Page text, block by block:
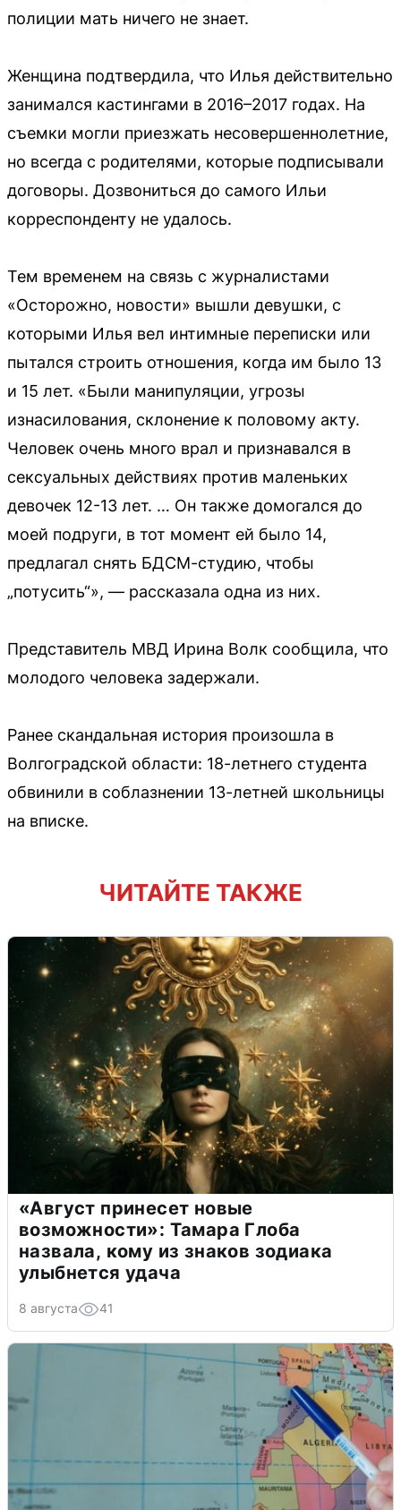
полиции мать ничего не знает.
Женщина подтвердила, что Илья действительно
занимался кастингами в 2016–2017 годах. На
съемки могли приезжать несовершеннолетние,
но всегда с родителями, которые подписывали
договоры. Дозвониться до самого Ильи
корреспонденту не удалось.
Тем временем на связь с журналистами
«Осторожно, новости» вышли девушки, с
которыми Илья вел интимные переписки или
пытался строить отношения, когда им было 13
и 15 лет. «Были манипуляции, угрозы
изнасилования, склонение к половому акту.
Человек очень много врал и признавался в
сексуальных действиях против маленьких
девочек 12-13 лет. … Он также домогался до
моей подруги, в тот момент ей было 14,
предлагал снять БДСМ-студию, чтобы
„потусить“», — рассказала одна из них.
Представитель МВД Ирина Волк сообщила, что
молодого человека задержали.
Ранее скандальная история произошла в
Волгоградской области: 18-летнего студента
обвинили в соблазнении 13-летней школьницы
на вписке.
ЧИТАЙТЕ ТАКЖЕ
«Август принесет новые
возможности»: Тамара Глоба
назвала, кому из знаков зодиака
улыбнется удача
8 августа 41